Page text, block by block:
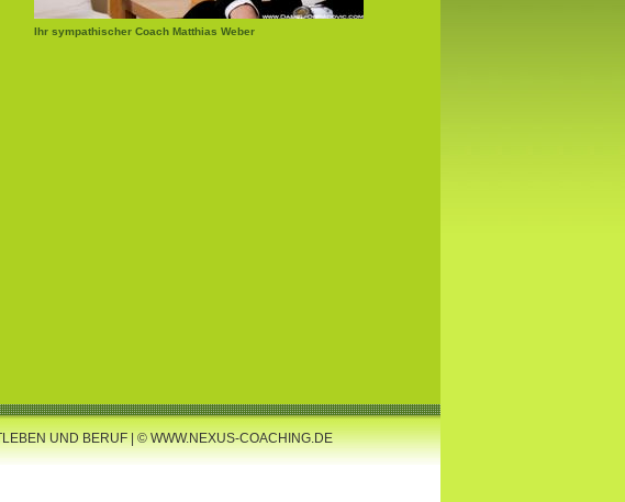
Ihr sympathischer Coach Matthias Weber
UND BERUF | © WWW.NEXUS-COACHING.DE